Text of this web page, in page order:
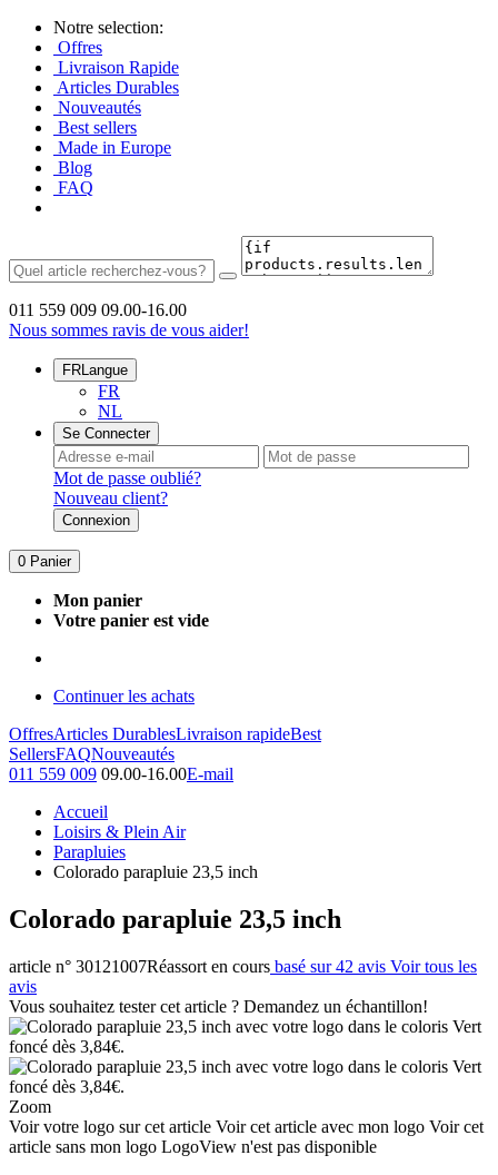
Notre selection:
Offres
Livraison Rapide
Articles Durables
Nouveautés
Best sellers
Made in Europe
Blog
FAQ
011 559 009 09.00-16.00
Nous sommes ravis de vous aider!
FRLangue
FR
NL
Se Connecter
Mot de passe oublié?
Nouveau client?
Connexion
0 Panier
Mon panier
Votre panier est vide
Continuer les achats
OffresArticles DurablesLivraison rapideBest
SellersFAQNouveautés
011 559 009 09.00-16.00E-mail
Accueil
Loisirs & Plein Air
Parapluies
Colorado parapluie 23,5 inch
Colorado parapluie 23,5 inch
article n° 30121007Réassort en cours basé sur 42 avis Voir tous les
avis
Vous souhaitez tester cet article ? Demandez un échantillon!
Zoom
Voir votre logo sur cet article Voir cet article avec mon logo Voir cet
article sans mon logo LogoView n'est pas disponible